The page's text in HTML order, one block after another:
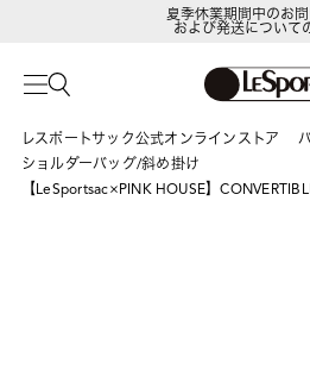
LeSportsac
夏季休業期間中のお
および発送について
レスポートサック公式オンラインストア
ショルダーバッグ/斜め掛け
【LeSportsac×PINK HOUSE】